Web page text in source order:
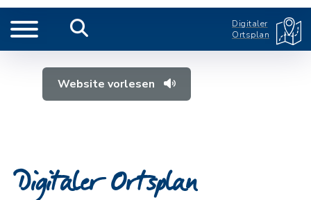
Digitaler
Ortsplan
Website vorlesen
Digitaler Ortsplan